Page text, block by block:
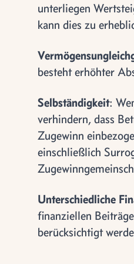
unterliegen
kann dies zu
besteht erhöhter
Selbständigkeit:
verhindern, dass
Zugewinn
einschließlich
Unterschiedliche
finanziellen
berücksichtigt